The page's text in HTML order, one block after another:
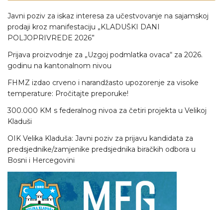
Javni poziv za iskaz interesa za učestvovanje na sajamskoj
prodaji kroz manifestaciju „KLADUŠKI DANI
POLJOPRIVREDE 2026”
Prijava proizvodnje za „Uzgoj podmlatka ovaca“ za 2026.
godinu na kantonalnom nivou
FHMZ izdao crveno i narandžasto upozorenje za visoke
temperature: Pročitajte preporuke!
300.000 KM s federalnog nivoa za četiri projekta u Velikoj
Kladuši
OIK Velika Kladuša: Javni poziv za prijavu kandidata za
predsjednike/zamjenike predsjednika biračkih odbora u
Bosni i Hercegovini